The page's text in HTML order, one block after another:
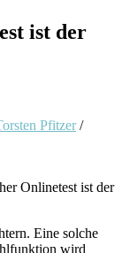
ist der
Pfitzer /
Eine solche
wird